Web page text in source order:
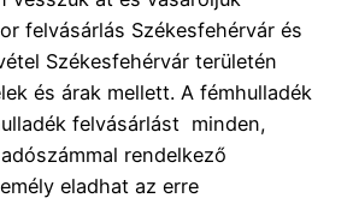
felvásárlás Székesfehérvár és
Székesfehérvár területén
és árak mellett. A fémhulladék
felvásárlást minden,
rendelkező
eladhat az erre